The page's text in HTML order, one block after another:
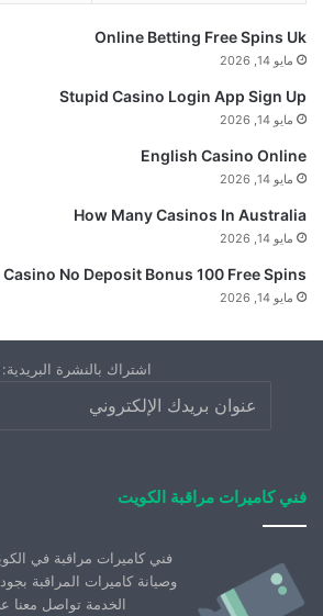
Online Betting Free Spins Uk
مايو 14, 2026
Stupid Casino Login App Sign Up
مايو 14, 2026
English Casino Online
مايو 14, 2026
How Many Casinos In Australia
مايو 14, 2026
No Deposit Bonus 100 Free Spins
مايو 14, 2026
اشتراك بالنشرة البريدية:
فني كاميرات مراقبة الكويت
فني كاميرات مراقبة في
وصيانة كاميرات المراقبة
الخدمة تواصل معنا